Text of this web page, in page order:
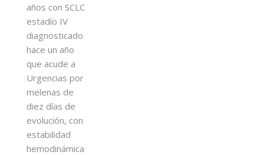
años con SCLC
estadío IV
diagnosticado
hace un año
que acude a
Urgencias por
melenas de
diez días de
evolución, con
estabilidad
hemodinámica